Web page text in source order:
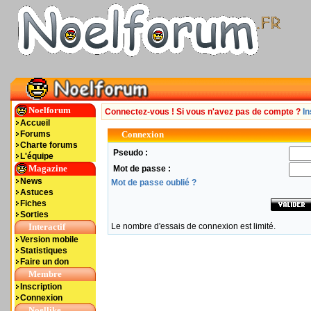
Noelforum
Accueil
Forums
Charte forums
L'équipe
Magazine
News
Astuces
Fiches
Sorties
Interactif
Version mobile
Statistiques
Faire un don
Membre
Inscription
Connexion
Connectez-vous ! Si vous n'avez pas de compte ?
Connexion
Pseudo :
Mot de passe :
Mot de passe oublié ?
Le nombre d'essais de connexion est limité.